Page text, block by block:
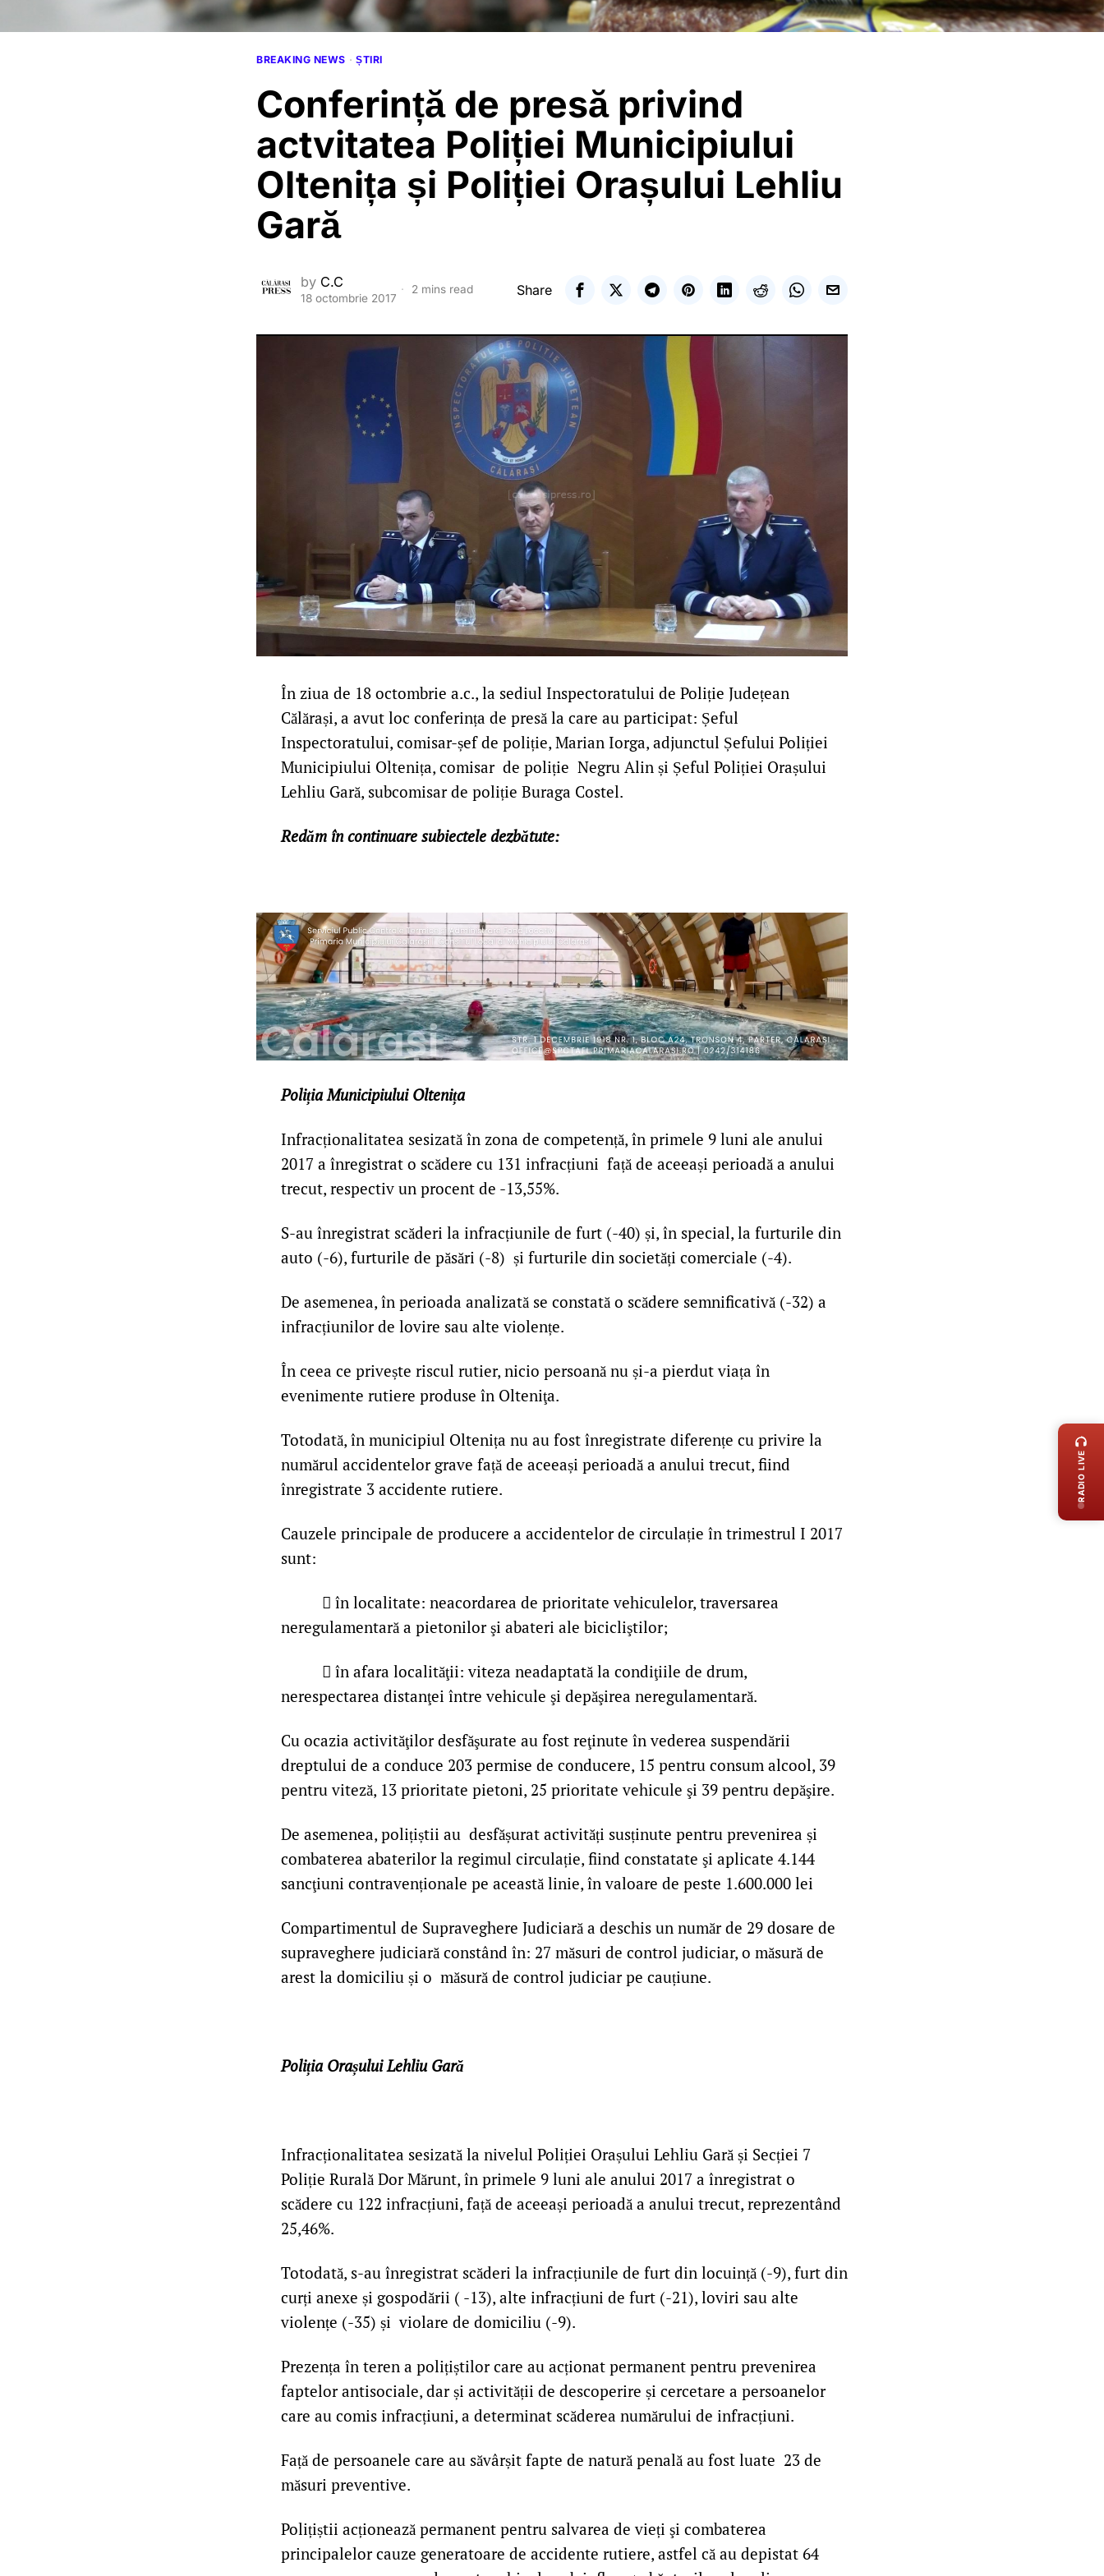
BREAKING NEWS · ȘTIRI
Conferință de presă privind
actvitatea Poliției Municipiului
Oltenița și Poliției Orașului Lehliu
Gară
by C.C
18 octombrie 2017
2 mins read Share
În ziua de 18 octombrie a.c., la sediul Inspectoratului de Poliție Județean
Călărași, a avut loc conferința de presă la care au participat: Șeful
Inspectoratului, comisar-șef de poliție, Marian Iorga, adjunctul Șefului Poliției
Municipiului Oltenița, comisar de poliție Negru Alin și Șeful Poliției Orașului
Lehliu Gară, subcomisar de poliție Buraga Costel.
Redăm în continuare subiectele dezbătute:
Poliția Municipiului Oltenița
Infracționalitatea sesizată în zona de competență, în primele 9 luni ale anului
2017 a înregistrat o scădere cu 131 infracțiuni față de aceeași perioadă a anului
trecut, respectiv un procent de -13,55%.
S-au înregistrat scăderi la infracțiunile de furt (-40) și, în special, la furturile din
auto (-6), furturile de păsări (-8) și furturile din societăți comerciale (-4).
De asemenea, în perioada analizată se constată o scădere semnificativă (-32) a
infracțiunilor de lovire sau alte violențe.
În ceea ce privește riscul rutier, nicio persoană nu și-a pierdut viața în
evenimente rutiere produse în Olteniţa.
Totodată, în municipiul Oltenița nu au fost înregistrate diferențe cu privire la
numărul accidentelor grave față de aceeași perioadă a anului trecut, fiind
înregistrate 3 accidente rutiere.
Cauzele principale de producere a accidentelor de circulație în trimestrul I 2017
sunt:
 în localitate: neacordarea de prioritate vehiculelor, traversarea
neregulamentară a pietonilor şi abateri ale bicicliştilor;
 în afara localităţii: viteza neadaptată la condiţiile de drum,
nerespectarea distanţei între vehicule şi depăşirea neregulamentară.
Cu ocazia activităţilor desfăşurate au fost reţinute în vederea suspendării
dreptului de a conduce 203 permise de conducere, 15 pentru consum alcool, 39
pentru viteză, 13 prioritate pietoni, 25 prioritate vehicule şi 39 pentru depăşire.
De asemenea, polițiștii au desfășurat activități susținute pentru prevenirea și
combaterea abaterilor la regimul circulație, fiind constatate şi aplicate 4.144
sancţiuni contravenționale pe această linie, în valoare de peste 1.600.000 lei
Compartimentul de Supraveghere Judiciară a deschis un număr de 29 dosare de
supraveghere judiciară constând în: 27 măsuri de control judiciar, o măsură de
arest la domiciliu și o măsură de control judiciar pe cauțiune.
Poliția Orașului Lehliu Gară
Infracționalitatea sesizată la nivelul Poliției Orașului Lehliu Gară și Secției 7
Poliție Rurală Dor Mărunt, în primele 9 luni ale anului 2017 a înregistrat o
scădere cu 122 infracțiuni, față de aceeași perioadă a anului trecut, reprezentând
25,46%.
Totodată, s-au înregistrat scăderi la infracțiunile de furt din locuință (-9), furt din
curți anexe și gospodării ( -13), alte infracțiuni de furt (-21), loviri sau alte
violențe (-35) și violare de domiciliu (-9).
Prezența în teren a polițiștilor care au acționat permanent pentru prevenirea
faptelor antisociale, dar și activității de descoperire și cercetare a persoanelor
care au comis infracțiuni, a determinat scăderea numărului de infracțiuni.
Față de persoanele care au săvârșit fapte de natură penală au fost luate 23 de
măsuri preventive.
Polițiștii acționează permanent pentru salvarea de vieți şi combaterea
principalelor cauze generatoare de accidente rutiere, astfel că au depistat 64
RADIO LIVE